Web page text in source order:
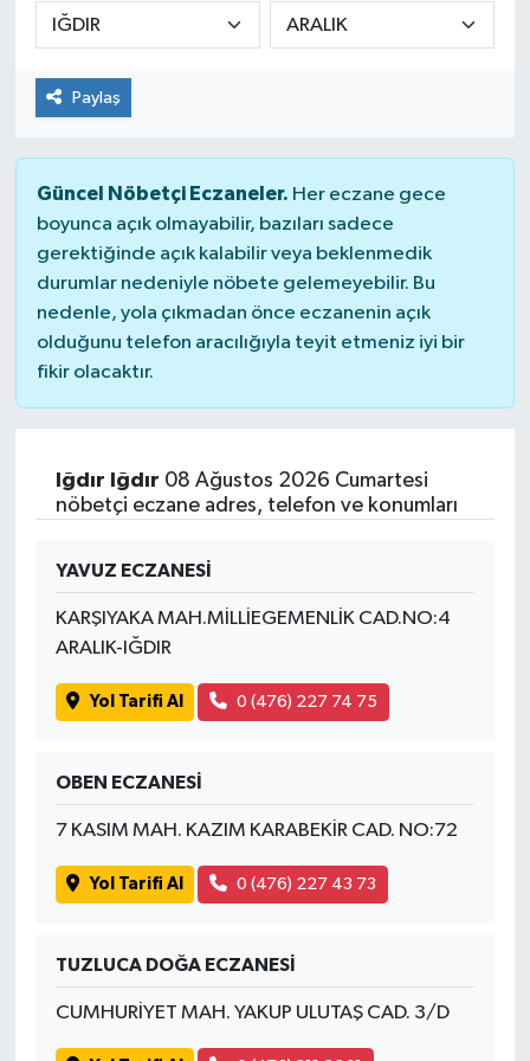
Paylaş
Güncel Nöbetçi Eczaneler. Her eczane gece
boyunca açık olmayabilir, bazıları sadece
gerektiğinde açık kalabilir veya beklenmedik
durumlar nedeniyle nöbete gelemeyebilir. Bu
nedenle, yola çıkmadan önce eczanenin açık
olduğunu telefon aracılığıyla teyit etmeniz iyi bir
fikir olacaktır.
Iğdır Iğdır 08 Ağustos 2026 Cumartesi
nöbetçi eczane adres, telefon ve konumları
YAVUZ ECZANESİ
KARŞIYAKA MAH.MİLLİEGEMENLİK CAD.NO:4
ARALIK-IĞDIR
Yol Tarifi Al 0 (476) 227 74 75
OBEN ECZANESİ
7 KASIM MAH. KAZIM KARABEKİR CAD. NO:72
Yol Tarifi Al 0 (476) 227 43 73
TUZLUCA DOĞA ECZANESİ
CUMHURİYET MAH. YAKUP ULUTAŞ CAD. 3/D
Dursunbey
Edremit
EĞİTİM
EKONOMİ
Erdek
Gömeç
Havran
KENT GÜNDEMİ
Kepsut
MAGAZİN
MANŞET
OLAY